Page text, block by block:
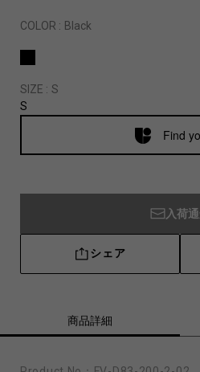
COLOR : Black
SIZE : S
S
Find
入荷
シェア
商品詳細